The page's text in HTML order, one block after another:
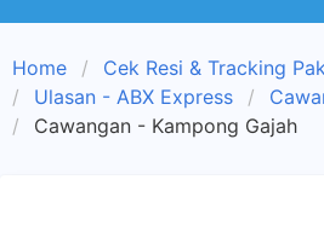
Home
Cek Resi & Tracking
Ulasan - ABX Express
Cawangan - Kampong Gajah